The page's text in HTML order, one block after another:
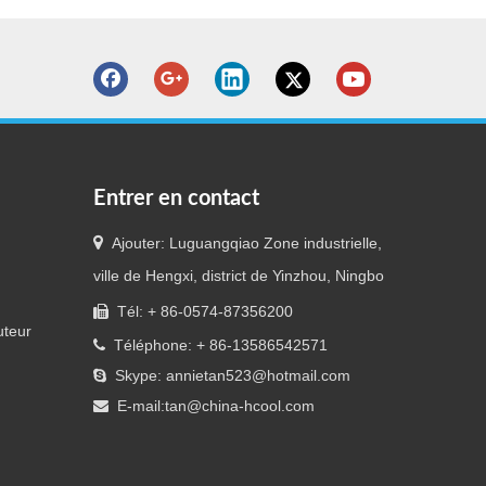
Entrer en contact
 Ajouter: Luguangqiao Zone industrielle,
ville de Hengxi, district de Yinzhou, Ningbo
 Tél: + 86-0574-87356200
 Téléphone: + 86-13586542571
 Skype: annietan523@hotmail.com
 E-mail:tan@china-hcool.com